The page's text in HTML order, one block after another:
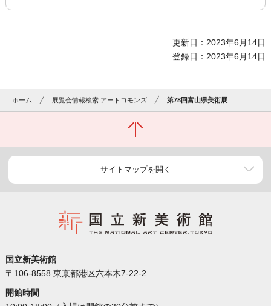
更新日：2023年6月14日
登録日：2023年6月14日
ホーム 展覧会情報検索 アートコモンズ 第78回富山県美術展
サイトマップを開く
国立新美術館
〒106-8558 東京都港区六本木7-22-2
開館時間